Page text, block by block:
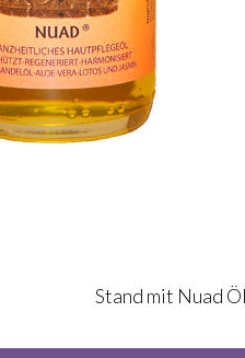
Stand mit Nuad